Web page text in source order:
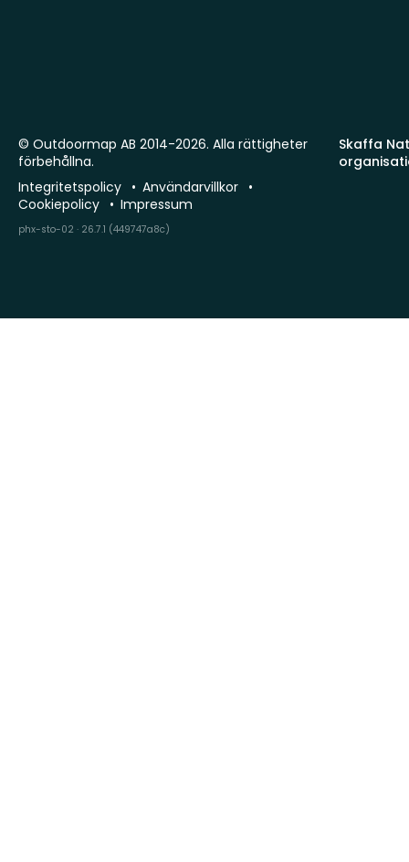
Skaffa
© Outdoormap AB 2014-2026. Alla rättigheter
förbehållna.
Integritetspolicy
Användarvillkor
Cookiepolicy
Impressum
phx-sto-02 · 26.7.1 (449747a8c)